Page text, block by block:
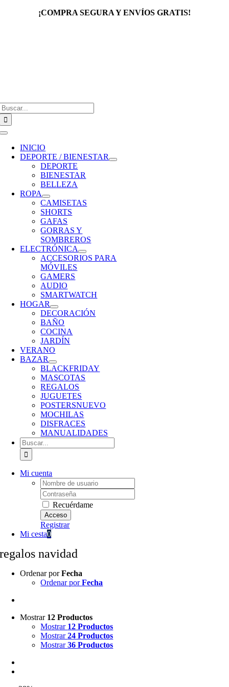
¡COMPRA SEGURA Y ENVÍOS GRATIS!
Toggle
Navigation
INICIO
DEPORTE / BIENESTAR
DEPORTE
BIENESTAR
BELLEZA
ROPA
CAMISETAS
SHORTS
GAFAS
GORRAS Y
SOMBREROS
ELECTRÓNICA
ACCESORIOS PARA
MÓVILES
GAMERS
AUDIO
SMARTWATCH
HOGAR
DECORACIÓN
BAÑO
COCINA
JARDÍN
VERANO
BAZAR
BLACKFRIDAY
MASCOTAS
REGALOS
JUGUETES
POSTERSNUEVO
MOCHILAS
DISFRACES
MANUALIDADES
Buscar:
Mi cuenta
Username:
Password:
Recuérdame
Registrar
Mi cesta0
regalos navidad
Ordenar porFecha
Ordenar porFecha
Mostrar 12 Productos
Mostrar 12 Productos
Mostrar24 Productos
Mostrar36 Productos